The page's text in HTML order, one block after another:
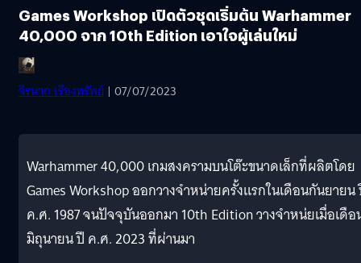
Games Workshop เปิดตัวชุดเริ่มต้น Warhammer
40,000 จาก 10th Edition เอาใจผู้เล่นใหม่
จีรนาถ เรืองทรัพย์ | 07/07/2023
Warhammer 40,000 เกมสงครามบนโต๊ะขนาดเล็กที่ผลิตโดย
Games Workshop ออกวางจำหน่ายครั้งแรกในเดือนกันยายน
ค.ศ. 1987 จนปัจจุบันออกมา 10th Edition วางจำหน่ยเมื่อเดือ
มิถุนายน ปี ค.ศ. 2023 ที่ผ่านมา